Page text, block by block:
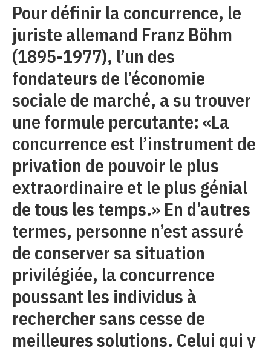
Pour définir la concurrence, le
juriste allemand Franz Böhm
(1895-1977), l’un des
fondateurs de l’économie
sociale de marché, a su trouver
une formule percutante: «La
concurrence est l’instrument de
privation de pouvoir le plus
extraordinaire et le plus génial
de tous les temps.» En d’autres
termes, personne n’est assuré
de conserver sa situation
privilégiée, la concurrence
poussant les individus à
rechercher sans cesse de
meilleures solutions. Celui qui y